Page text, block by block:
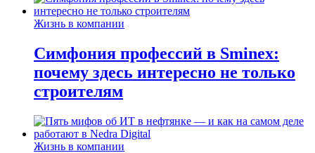
Жизнь в компании
Симфония профессий в Sminex:
почему здесь интересно не только
строителям
Жизнь в компании